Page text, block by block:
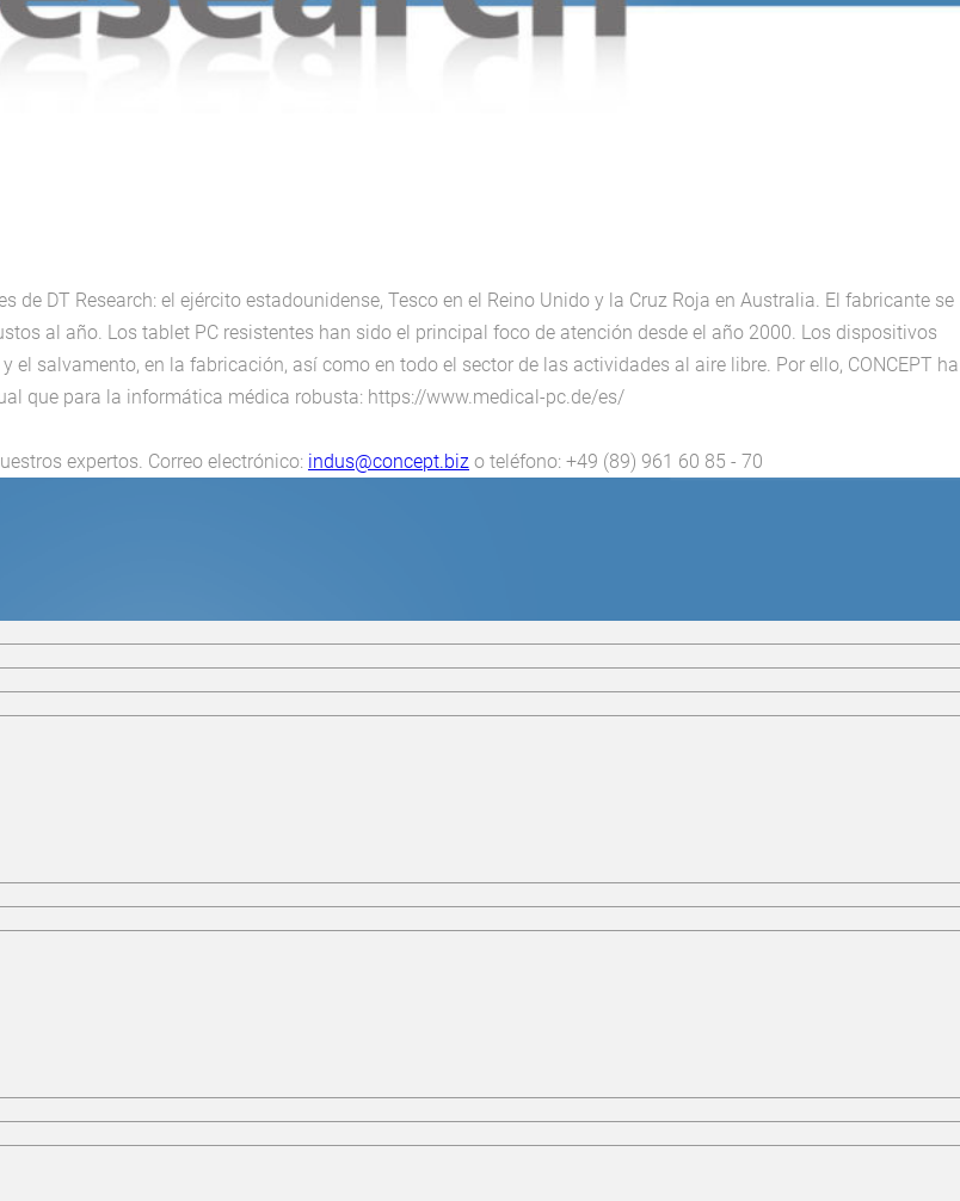
DT Research: el ejército estadounidense, Tesco en el Reino Unido y la Cruz Roja en Australia. El fabricante se
al año. Los tablet PC resistentes han sido el principal foco de atención desde el año 2000. Los dispositivos
salvamento, en la fabricación, así como en todo el sector de las actividades al aire libre. Por ello, CONCEPT ha
que para la informática médica robusta: https://www.medical-pc.de/es/
expertos. Correo electrónico: indus@concept.biz o teléfono: +49 (89) 961 60 85 - 70